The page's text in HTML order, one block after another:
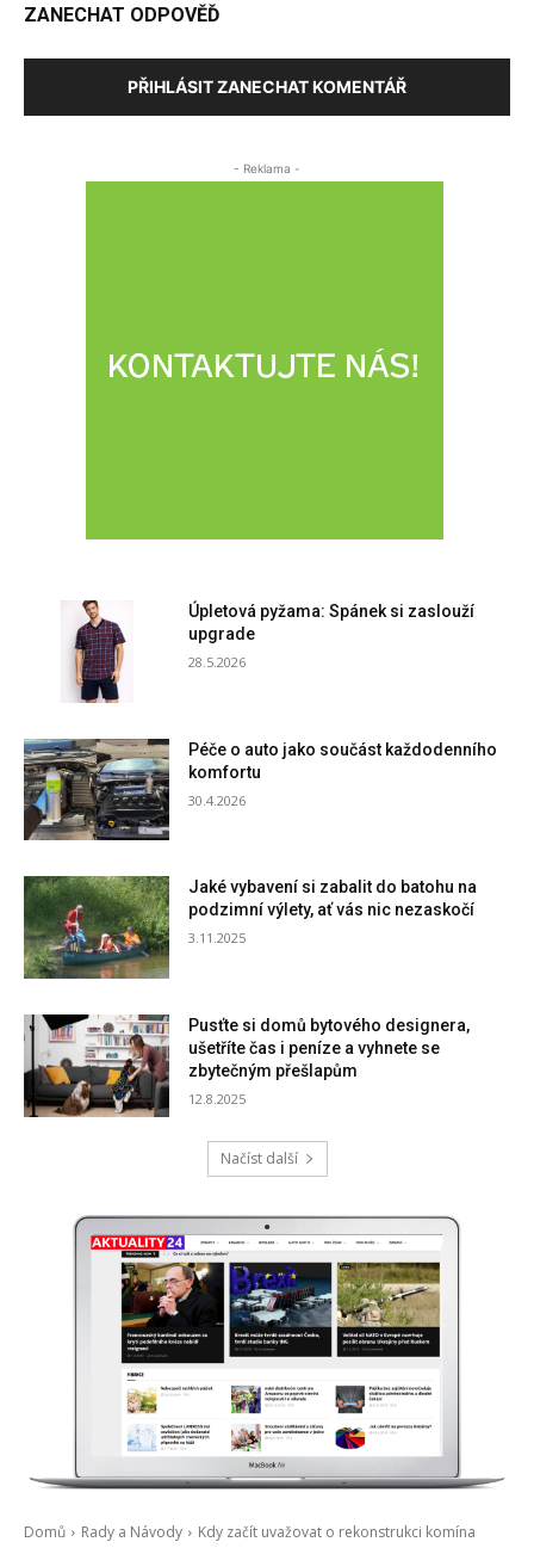
ZANECHAT ODPOVĚĎ
PŘIHLÁSIT ZANECHAT KOMENTÁŘ
- Reklama -
Úpletová pyžama: Spánek si zaslouží
upgrade
28.5.2026
Péče o auto jako součást každodenního
komfortu
30.4.2026
Jaké vybavení si zabalit do batohu na
podzimní výlety, ať vás nic nezaskočí
3.11.2025
Pusťte si domů bytového designera,
ušetříte čas i peníze a vyhnete se
zbytečným přešlapům
12.8.2025
Načíst další